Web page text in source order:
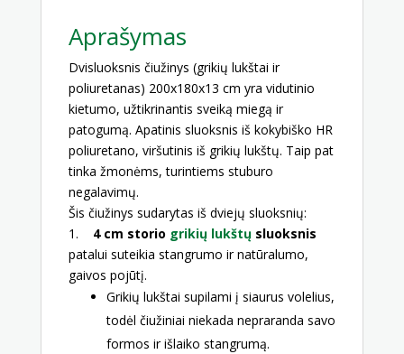
Aprašymas
Dvisluoksnis čiužinys (grikių lukštai ir
poliuretanas) 200x180x13 cm yra vidutinio
kietumo, užtikrinantis sveiką miegą ir
patogumą. Apatinis sluoksnis iš kokybiško HR
poliuretano, viršutinis iš grikių lukštų. Taip pat
tinka žmonėms, turintiems stuburo
negalavimų.
Šis čiužinys sudarytas iš dviejų sluoksnių:
1. 4 cm storio grikių lukštųsluoksnis
patalui suteikia stangrumo ir natūralumo,
gaivos pojūtį.
Grikių lukštai supilami į siaurus volelius,
todėl čiužiniai niekada nepraranda savo
formos ir išlaiko stangrumą.